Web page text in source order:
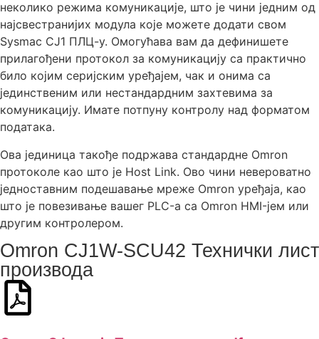
неколико режима комуникације, што је чини једним од
најсвестранијих модула које можете додати свом
Sysmac CJ1 ПЛЦ-у. Омогућава вам да дефинишете
прилагођени протокол за комуникацију са практично
било којим серијским уређајем, чак и онима са
јединственим или нестандардним захтевима за
комуникацију. Имате потпуну контролу над форматом
података.
Ова јединица такође подржава стандардне Omron
протоколе као што је Host Link. Ово чини невероватно
једноставним подешавање мреже Omron уређаја, као
што је повезивање вашег PLC-а са Omron HMI-јем или
другим контролером.
Omron CJ1W-SCU42 Технички лист
производа